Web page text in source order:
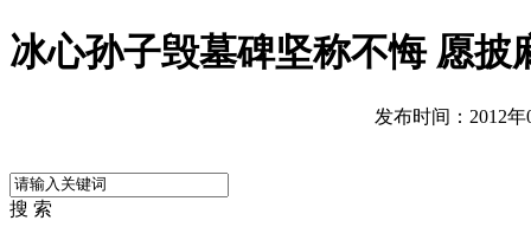
冰心孙子毁墓碑坚称不悔 愿披
发布时间：2012年
搜 索